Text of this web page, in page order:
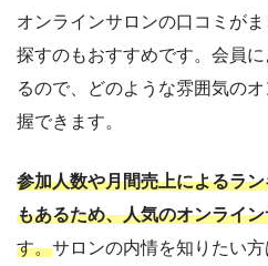
オンラインサロンの口コミがま
探すのもおすすめです。会員
るので、どのような雰囲気の
握できます。
参加人数や月間売上によるラ
もあるため、人気のオンライ
す。サロンの内情を知りたい